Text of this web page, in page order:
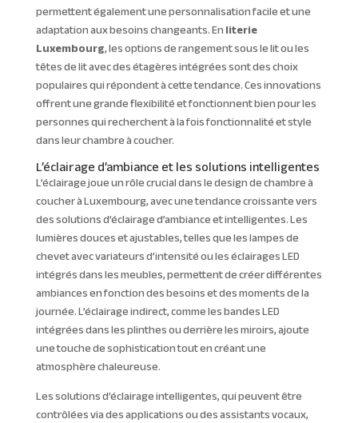
permettent également une personnalisation facile et une
adaptation aux besoins changeants. Enliterie
Luxembourg, les options de rangement sous le lit ou les
têtes de lit avec des étagères intégrées sont des choix
populaires qui répondent à cette tendance. Ces innovations
offrent une grande flexibilité et fonctionnent bien pour les
personnes qui recherchent à la fois fonctionnalité et style
dans leur chambre à coucher.
L’éclairage d’ambiance et les solutions intelligentes
L’éclairage joue un rôle crucial dans le design de chambre à
coucher à Luxembourg, avec une tendance croissante vers
des solutions d’éclairage d’ambiance et intelligentes. Les
lumières douces et ajustables, telles que les lampes de
chevet avec variateurs d’intensité ou les éclairages LED
intégrés dans les meubles, permettent de créer différentes
ambiances en fonction des besoins et des moments de la
journée. L’éclairage indirect, comme les bandes LED
intégrées dans les plinthes ou derrière les miroirs, ajoute
une touche de sophistication tout en créant une
atmosphère chaleureuse.
Les solutions d’éclairage intelligentes, qui peuvent être
contrôlées via des applications ou des assistants vocaux,